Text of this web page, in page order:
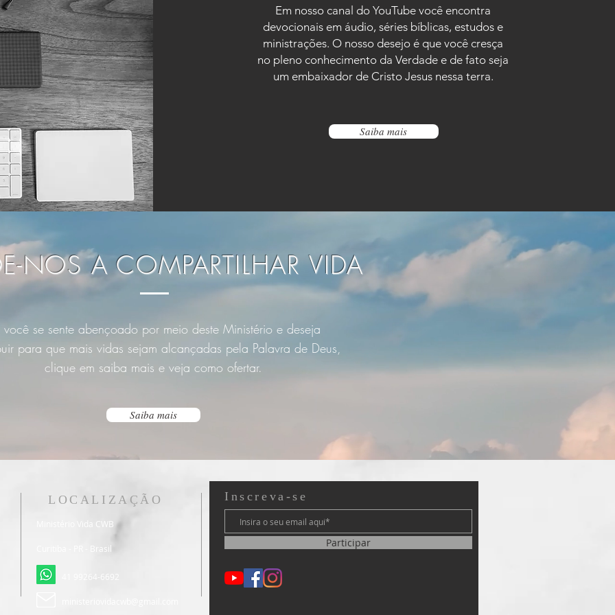
Em nosso canal do YouTube você encontra
devocionais em áudio, séries bíblicas, estudos e
ministrações. O nosso desejo é que você cresça
no pleno conhecimento da Verdade e de fato seja
um embaixador de Cristo Jesus nessa terra.
Saiba mais
NOS A COMPARTILHAR VIDA
você se sente abençoado por meio deste Ministério e deseja
para que mais vidas sejam alcançadas pela Palavra de Deus,
clique em saiba mais e veja como ofertar.
Saiba mais
LOCALIZAÇÃO
Ministério Vida CWB
Curitiba - PR - Brasil
Inscreva-se
Participar